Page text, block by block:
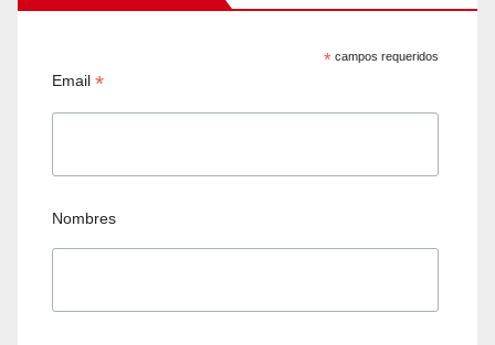
* campos requeridos
Email*
Nombres